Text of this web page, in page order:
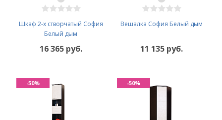
Шкаф 2-х створчатый София
Белый дым
16 365 руб.
Вешалка София Белый дым
11 135 руб.
-50% -50%